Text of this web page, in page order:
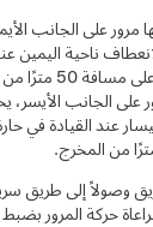
على الجانب
ناحية اليمين عند
مسافة50 مترًا
من
الجانب الأيسر،
عند القيادة في حارة
المخرج.
إلى طريق سريع
المروربضبط